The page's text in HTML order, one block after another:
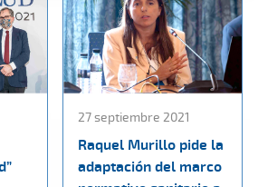
27 septiembre 2021
Raquel Murillo pide la
adaptación del marco